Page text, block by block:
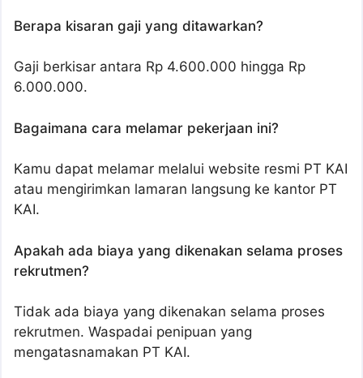
Berapa kisaran gaji yang ditawarkan?
Gaji berkisar antara Rp 4.600.000 hingga Rp
6.000.000.
Bagaimana cara melamar pekerjaan ini?
Kamu dapat melamar melalui website resmi PT KAI
atau mengirimkan lamaran langsung ke kantor PT
KAI.
Apakah ada biaya yang dikenakan selama proses
rekrutmen?
Tidak ada biaya yang dikenakan selama proses
rekrutmen. Waspadai penipuan yang
mengatasnamakan PT KAI.